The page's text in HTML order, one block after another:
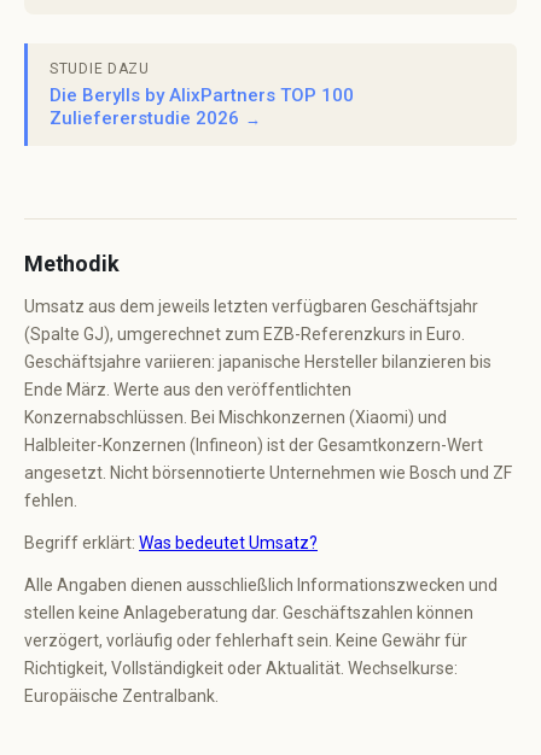
STUDIE DAZU
Die Berylls by AlixPartners TOP 100
Zuliefererstudie 2026 →
Methodik
Umsatz aus dem jeweils letzten verfügbaren Geschäftsjahr
(Spalte GJ), umgerechnet zum EZB-Referenzkurs in Euro.
Geschäftsjahre variieren: japanische Hersteller bilanzieren bis
Ende März. Werte aus den veröffentlichten
Konzernabschlüssen. Bei Mischkonzernen (Xiaomi) und
Halbleiter-Konzernen (Infineon) ist der Gesamtkonzern-Wert
angesetzt. Nicht börsennotierte Unternehmen wie Bosch und ZF
fehlen.
Begriff erklärt: Was bedeutet Umsatz?
Alle Angaben dienen ausschließlich Informationszwecken und
stellen keine Anlageberatung dar. Geschäftszahlen können
verzögert, vorläufig oder fehlerhaft sein. Keine Gewähr für
Richtigkeit, Vollständigkeit oder Aktualität. Wechselkurse:
Europäische Zentralbank.